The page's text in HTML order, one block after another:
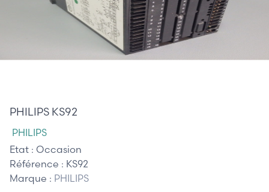
PHILIPS KS92
PHILIPS
Etat : Occasion
Référence : KS92
Marque : PHILIPS